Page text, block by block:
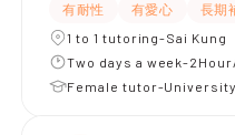
有耐性 有愛心
長期
1 to 1 tutoring-Sai Kung
Two days a week-
Female tutor-University